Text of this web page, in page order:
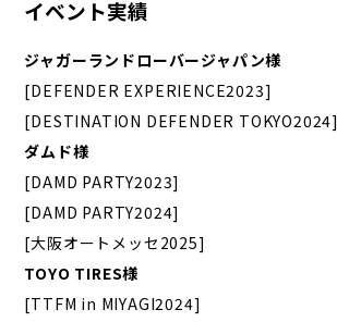
イベント実績
ジャガーランドローバージャパン様
[DEFENDER EXPERIENCE2023]
[DESTINATION DEFENDER TOKYO2024]
ダムド様
[DAMD PARTY2023]
[DAMD PARTY2024]
[大阪オートメッセ2025]
TOYO TIRES様
[TTFM in MIYAGI2024]